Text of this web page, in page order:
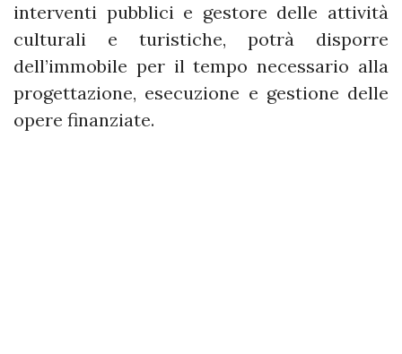
interventi pubblici e gestore delle attività
culturali e turistiche, potrà disporre
dell’immobile per il tempo necessario alla
progettazione, esecuzione e gestione delle
opere finanziate.